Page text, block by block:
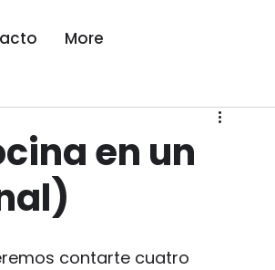
More
en un
contarte cuatro